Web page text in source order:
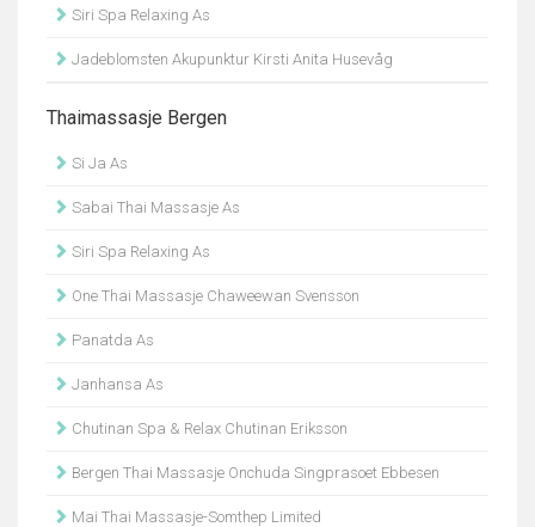
Siri Spa Relaxing As
Jadeblomsten Akupunktur Kirsti Anita Husevåg
Thaimassasje Bergen
Si Ja As
Sabai Thai Massasje As
Siri Spa Relaxing As
One Thai Massasje Chaweewan Svensson
Panatda As
Janhansa As
Chutinan Spa & Relax Chutinan Eriksson
Bergen Thai Massasje Onchuda Singprasoet Ebbesen
Mai Thai Massasje-Somthep Limited